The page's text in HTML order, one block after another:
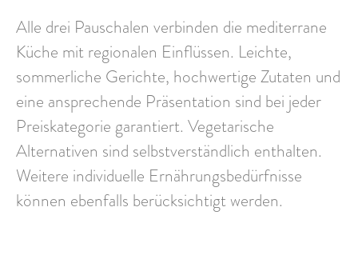
Alle drei Pauschalen verbinden die mediterrane
Küche mit regionalen Einflüssen. Leichte,
sommerliche Gerichte, hochwertige Zutaten und
eine ansprechende Präsentation sind bei jeder
Preiskategorie garantiert. Vegetarische
Alternativen sind selbstverständlich enthalten.
Weitere individuelle Ernährungsbedürfnisse
können ebenfalls berücksichtigt werden.